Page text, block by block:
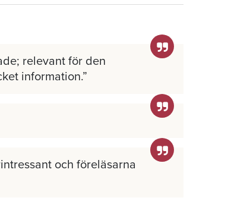
relevant för den
information.
och föreläsarna